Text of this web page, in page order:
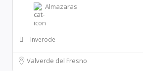
Almazaras
Inverode
Valverde del Fresno